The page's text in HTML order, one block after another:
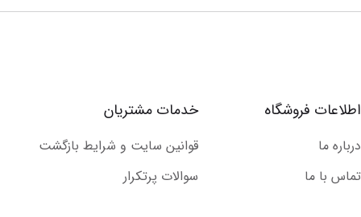
اطلاعات فروشگاه
درباره ما
تماس با ما
خدمات مشتریان
قوانین سایت و شرایط بازگشت
سوالات پرتکرار